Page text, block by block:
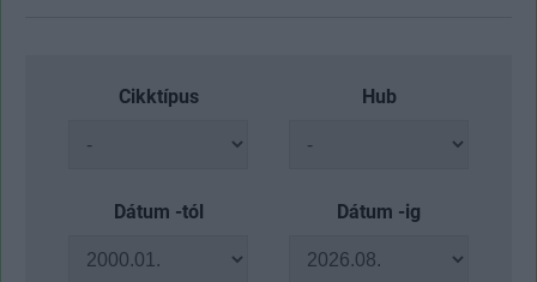
Cikktípus Hub
Dátum -tól Dátum -ig